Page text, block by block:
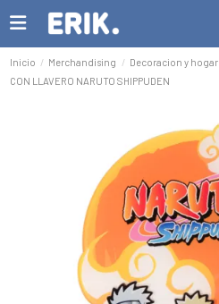
Inicio Merchandising Decoracion y hogar
CON LLAVERO NARUTO SHIPPUDEN